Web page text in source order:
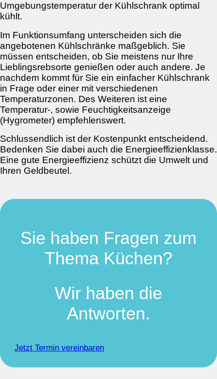
Umgebungstemperatur der Kühlschrank optimal
kühlt.
Im Funktionsumfang unterscheiden sich die
angebotenen Kühlschränke maßgeblich. Sie
müssen entscheiden, ob Sie meistens nur Ihre
Lieblingsrebsorte genießen oder auch andere. Je
nachdem kommt für Sie ein einfacher Kühlschrank
in Frage oder einer mit verschiedenen
Temperaturzonen. Des Weiteren ist eine
Temperatur-, sowie Feuchtigkeitsanzeige
(Hygrometer) empfehlenswert.
Schlussendlich ist der Kostenpunkt entscheidend.
Bedenken Sie dabei auch die Energieeffizienklasse.
Eine gute Energieeffizienz schützt die Umwelt und
Ihren Geldbeutel.
Sie haben Fragen zum
Thema Küchen?
Wir haben die
Antworten.
Jetzt Termin vereinbaren